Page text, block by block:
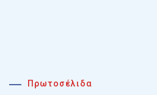
Πρωτοσέλιδα